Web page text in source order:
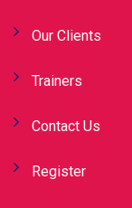
Our Clients
Trainers
Contact Us
Register